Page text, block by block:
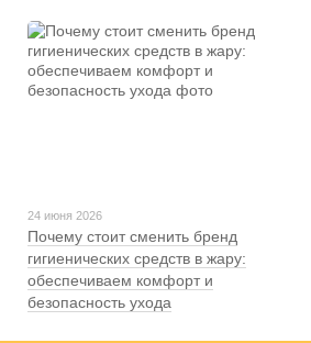
24 июня 2026
Почему стоит сменить бренд
гигиенических средств в жару:
обеспечиваем комфорт и
безопасность ухода